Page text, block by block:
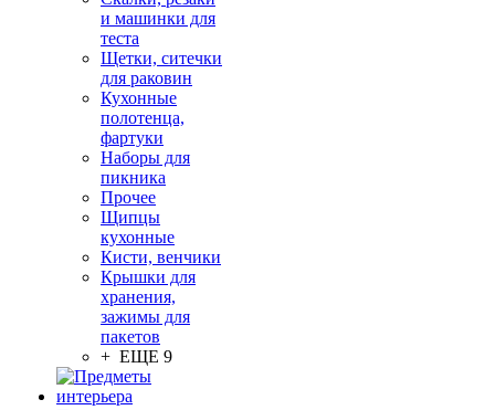
и машинки для
теста
Щетки, ситечки
для раковин
Кухонные
полотенца,
фартуки
Наборы для
пикника
Прочее
Щипцы
кухонные
Кисти, венчики
Крышки для
хранения,
зажимы для
пакетов
+ ЕЩЕ 9